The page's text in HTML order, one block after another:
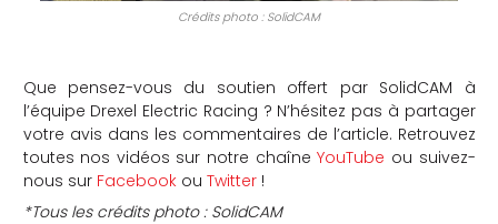
Crédits photo : SolidCAM
Que pensez-vous du soutien offert par SolidCAM à
l’équipe Drexel Electric Racing ? N’hésitez pas à partager
votre avis dans les commentaires de l’article. Retrouvez
toutes nos vidéos sur notre chaîneYouTube ou suivez-
nous sur Facebookou Twitter!
*Tous les crédits photo : SolidCAM